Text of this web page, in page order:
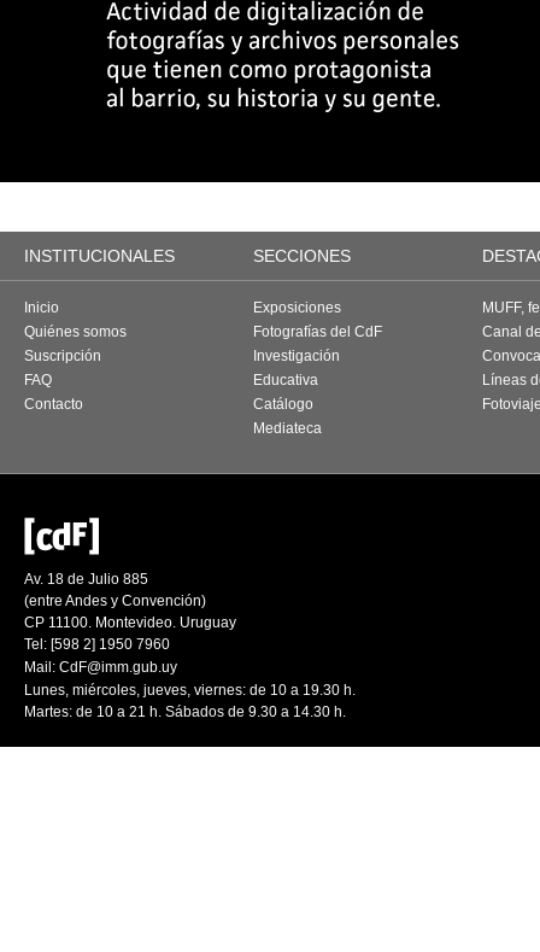
INSTITUCIONALES SECCIONES
Inicio
Quiénes somos
Suscripción
FAQ
Contacto
Exposiciones
Fotografías del CdF
Investigación
Educativa
Catálogo
Mediateca
MUFF,
Canal
Líneas
Av. 18 de Julio 885
(entre Andes y Convención)
CP 11100. Montevideo. Uruguay
Tel: [598 2] 1950 7960
Mail: CdF@imm.gub.uy
Lunes, miércoles, jueves, viernes: de 10 a 19.30 h.
Martes: de 10 a 21 h. Sábados de 9.30 a 14.30 h.